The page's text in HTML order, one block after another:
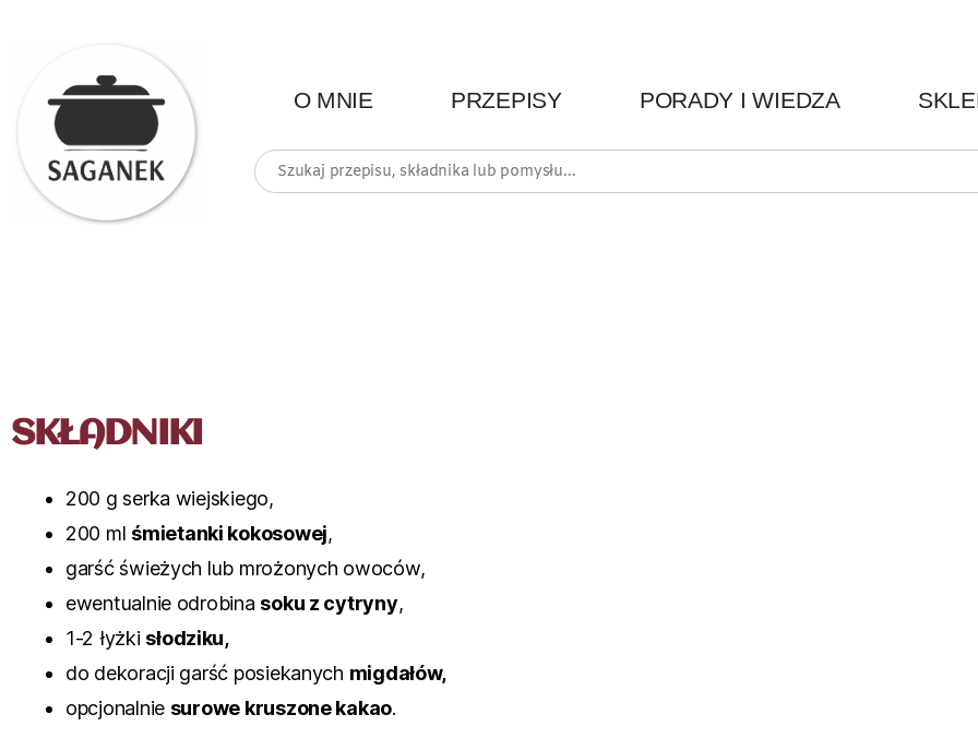
O MNIE PRZEPISY PORADY I WIEDZA
SKŁADNIKI
200 g serka wiejskiego,
200 ml śmietanki kokosowej,
garść świeżych lub mrożonych owoców,
ewentualnie odrobina soku z cytryny,
1-2 łyżki słodziku,
do dekoracji garść posiekanych migdałów,
opcjonalnie surowe kruszone kakao.